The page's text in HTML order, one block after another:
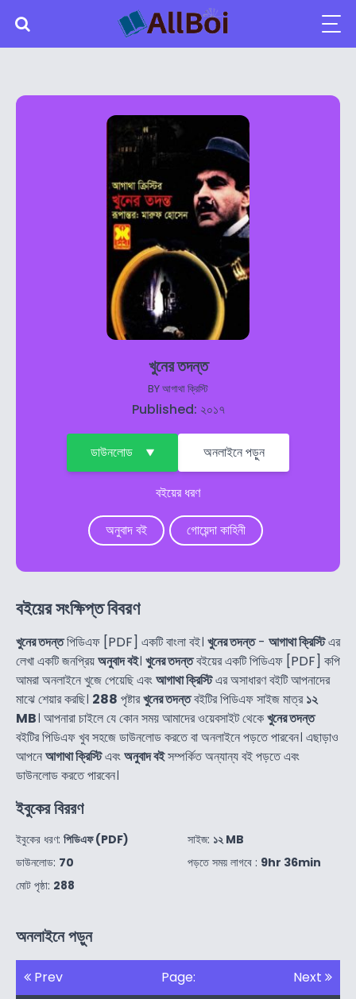
খুনের তদন্ত
BYআগাথা ক্রিস্টি
Published: ২০১৭
ডাউনলোড অনলাইনে পড়ুন
বইয়ের ধরণ
অনুবাদ বই গোয়েন্দা কাহিনী
বইয়ের সংক্ষিপ্ত বিবরণ
খুনের তদন্তপিডিএফ [PDF] একটি বাংলা বই। খুনের তদন্ত- আগাথা ক্রিস্টিএর
লেখা একটি জনপ্রিয়অনুবাদ বই। খুনের তদন্তবইয়ের একটি পিডিএফ [PDF] কপি
আমরা অনলাইনে খুজে পেয়েছি এবংআগাথা ক্রিস্টিএর অসাধারণ বইটি আপনাদের
মাঝে শেয়ার করছি। 288 পৃষ্টারখুনের তদন্তবইটির পিডিএফ সাইজ মাত্র১২
MB। আপনারা চাইলে যে কোন সময় আমাদের ওয়েবসাইট থেকেখুনের তদন্ত
বইটির পিডিএফ খুব সহজে ডাউনলোড করতে বা অনলাইনে পড়তে পারবেন। এছাড়াও
আপনেআগাথা ক্রিস্টিএবংঅনুবাদ বইসম্পর্কিত অন্যান্য বই পড়তে এবং
ডাউনলোড করতে পারবেন।
ইবুকের বিররণ
ইবুকের ধরণ: পিডিএফ (PDF)
ডাউনলোড: 70
মোট পৃষ্ঠা: 288
সাইজ: ১২ MB
পড়তে সময় লাগবে : 9hr 36min
অনলাইনে পড়ুন
Prev Page: Next